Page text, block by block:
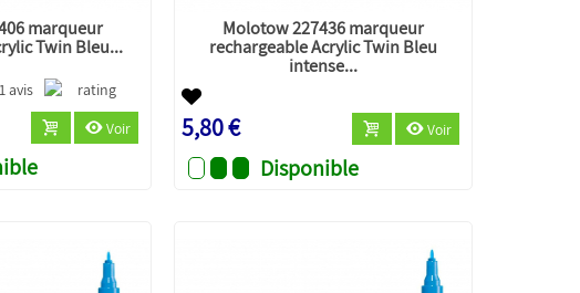
marqueur
Twin Bleu...
1 avis
Voir
Molotow 227436 marqueur
rechargeable Acrylic Twin Bleu
intense...
5,80 € Voir
Disponible